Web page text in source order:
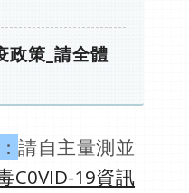
政策_請全體
請自主量測並
C0VID-19資訊